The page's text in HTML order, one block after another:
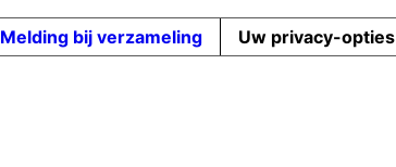
Melding bij verzameling Uw privacy-opties